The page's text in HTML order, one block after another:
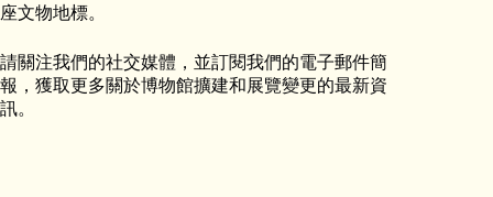
座文物地標。
請關注我們的社交媒體，並訂閱我們的電子郵件簡
報，獲取更多關於博物館擴建和展覽變更的最新資
訊。